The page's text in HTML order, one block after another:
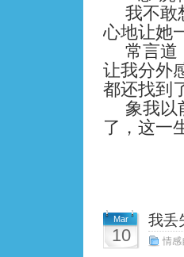
我不敢
心地让她
常言道
让我分外
都还找到
象我以
了，这一
Mar
10
我丢
情感